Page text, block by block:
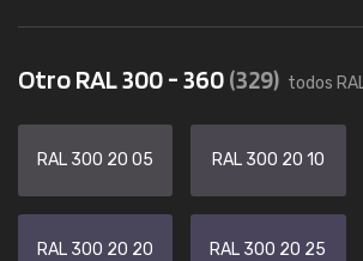
Otro RAL 300 - 360(329) todos
RAL 300 20 05 RAL 300 20 10
RAL 300 20 20 RAL 300 20 25